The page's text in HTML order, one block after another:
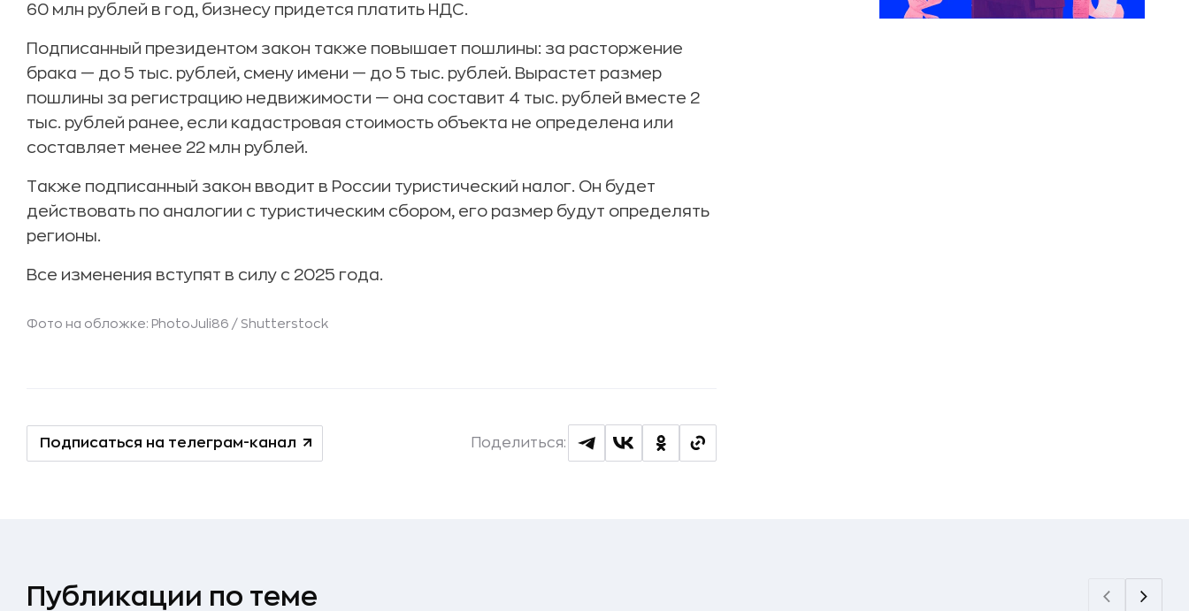
60 млн рублей в год, бизнесу придется платить НДС.
Подписанный президентом закон также повышает пошлины: за расторжение
брака — до 5 тыс. рублей, смену имени — до 5 тыс. рублей. Вырастет размер
пошлины за регистрацию недвижимости — она составит 4 тыс. рублей вместе 2
тыс. рублей ранее, если кадастровая стоимость объекта не определена или
составляет менее 22 млн рублей.
Также подписанный закон вводит в России туристический налог. Он будет
действовать по аналогии с туристическим сбором, его размер будут определять
регионы.
Все изменения вступят в силу с 2025 года.
Фото на обложке: PhotoJuli86 / Shutterstock
Подписаться на телеграм-канал Поделиться:
Публикации по теме